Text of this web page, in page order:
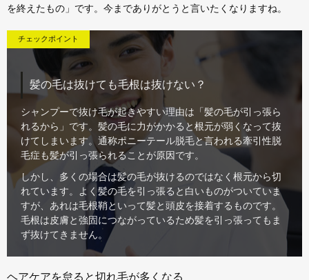
を終えたもの」です。今までありがとうと言いたくなりますね。
髪の毛は抜けても毛根は抜けない？
シャンプーで抜け毛が起きやすい理由は「髪の毛が引っ張ら
れるから」です。髪の毛に力がかかると根元が弱くなって抜
けてしまいます。通称ポニーテール脱毛と言われる牽引性脱
毛症も髪が引っ張られることが原因です。
しかし、多くの場合は髪の毛が抜けるのではなく根元から切
れています。よく髪の毛を引っ張ると白いものがついていま
すが、あれは毛根鞘といって髪と頭皮を接着するものです。
毛根は皮膚と強固につながっているため髪を引っ張ってもま
ず抜けてきません。
ヘアケアを怠ると切れ毛が多くなる